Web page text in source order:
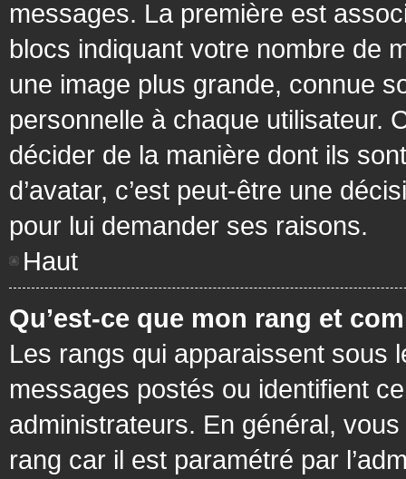
messages. La première est
blocs indiquant votre nombre de
une image plus grande, connue
personnelle à chaque utilisateur.
décider de la manière dont ils
d’avatar, c’est peut-être une
pour lui demander ses raisons.
Haut
Qu’est-ce que mon rang et
Les rangs qui apparaissent sous
messages postés ou identifient
administrateurs. En général,
rang car il est paramétré par